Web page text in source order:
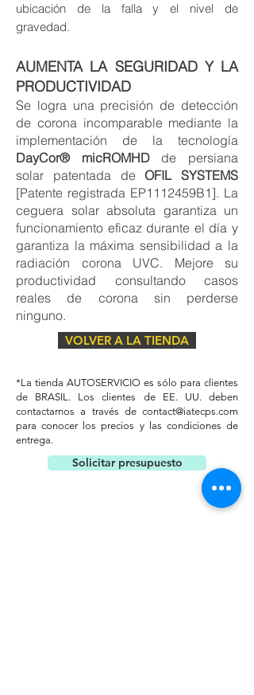
ubicación de la falla y el nivel de
gravedad.
AUMENTA LA SEGURIDAD Y LA
PRODUCTIVIDAD
Se logra una precisión de detección
de corona incomparable mediante la
implementación de la tecnología
DayCor® micROMHDde persiana
solar patentada deOFIL SYSTEMS
[Patente registrada EP1112459B1]. La
ceguera solar absoluta garantiza un
funcionamiento eficaz durante el día y
garantiza la máxima sensibilidad a la
radiación corona UVC. Mejore su
productividad consultando casos
reales de corona sin perderse
ninguno.
VOLVER A LA TIENDA
*La tienda AUTOSERVICIO es sólo para clientes
de BRASIL. Los clientes de EE. UU. deben
contactarnos a través de contact@iatecps.com
para conocer los precios y las condiciones de
entrega.
Solicitar presupuesto